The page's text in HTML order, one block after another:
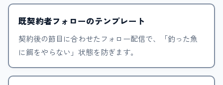
既契約者フォローのテンプレート
契約後の節目に合わせたフォロー配信で、「釣った魚
に餌をやらない」状態を防ぎます。